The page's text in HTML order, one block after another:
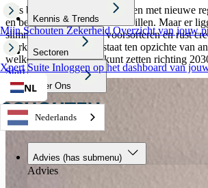
Kennis & Trends
Sectoren
Over Ons
Nederlands
Mijn Schouten Zekerheid Overzicht van jouw
Xpert Suite Inloggen op het dashboard van
NL
Advies (has submenu)
Advies
Als beheerder krijg je te maken met nieuwe
en bewoners die helderheid willen. Maar er
slimmer plannen, beter voorsorteren en rust
werk. Ontdek waar jij staat ten opzichte van
welke stappen je nu al kunt zetten richting
Start de Zekerheidstest